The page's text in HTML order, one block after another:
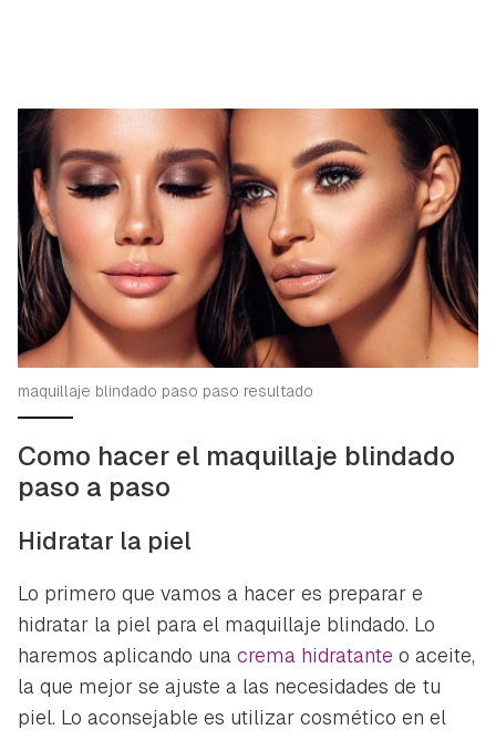
maquillaje blindado paso paso resultado
Como hacer el maquillaje blindado
paso a paso
Hidratar la piel
Lo primero que vamos a hacer es preparar e
hidratar la piel para el maquillaje blindado. Lo
haremos aplicando una crema hidratante o aceite,
la que mejor se ajuste a las necesidades de tu
piel. Lo aconsejable es utilizar cosmético en el